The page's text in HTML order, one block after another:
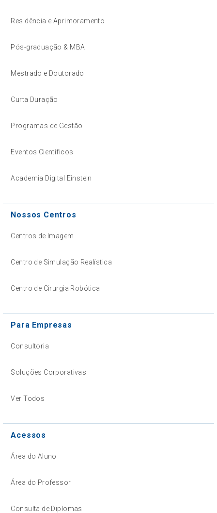
Residência e Aprimoramento
Pós-graduação & MBA
Mestrado e Doutorado
Curta Duração
Programas de Gestão
Eventos Científicos
Academia Digital Einstein
Nossos Centros
Centros de Imagem
Centro de Simulação Realística
Centro de Cirurgia Robótica
Para Empresas
Consultoria
Soluções Corporativas
Ver Todos
Acessos
Área do Aluno
Área do Professor
Consulta de Diplomas